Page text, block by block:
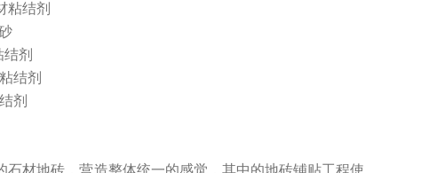
粘结剂
剂
结剂
剂
石材地砖，营造整体统一的感觉，其中的地砖铺贴工程使